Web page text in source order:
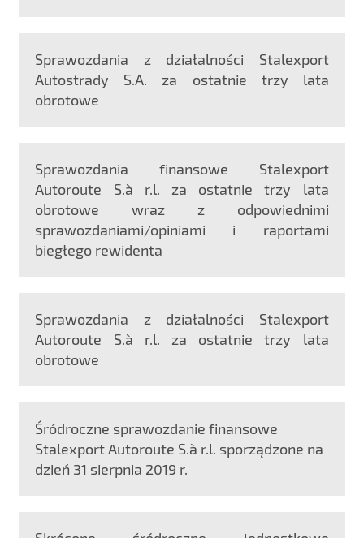
Sprawozdania z działalności Stalexport
Autostrady S.A. za ostatnie trzy lata
obrotowe
Sprawozdania finansowe Stalexport
Autoroute S.à r.l. za ostatnie trzy lata
obrotowe wraz z odpowiednimi
sprawozdaniami/opiniami i raportami
biegłego rewidenta
Sprawozdania z działalności Stalexport
Autoroute S.à r.l. za ostatnie trzy lata
obrotowe
Śródroczne sprawozdanie finansowe
Stalexport Autoroute S.à r.l. sporządzone na
dzień 31 sierpnia 2019 r.